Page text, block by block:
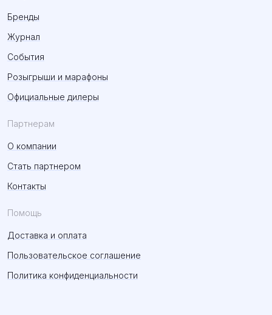
Бренды
Журнал
События
Розыгрыши и марафоны
Официальные дилеры
Партнерам
О компании
Стать партнером
Контакты
Помощь
Доставка и оплата
Пользовательское соглашение
Политика конфиденциальности